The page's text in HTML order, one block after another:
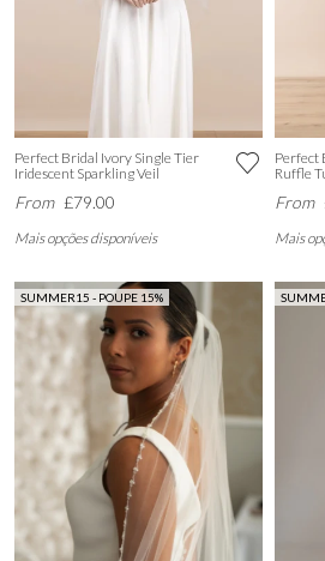
Perfect Bridal Ivory Single Tier
Iridescent Sparkling Veil
From £79.00
Mais opções disponíveis
Perfect
Ruffle
From
Mais
SUMMER15 - POUPE 15%